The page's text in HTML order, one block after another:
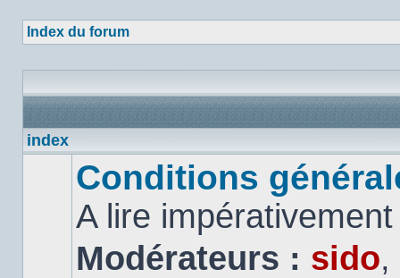
Index du forum
index
Conditions
A lire
Modérateurs : sido,